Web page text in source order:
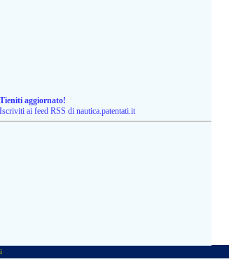
Tieniti aggiornato!
Iscriviti ai feed RSS di nautica.patentati.it